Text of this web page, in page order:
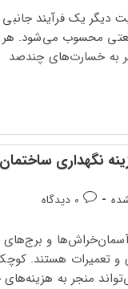
دیگر یک فرآیند جانبی
محسوب می‌شود.
به خسارت‌های چندصد
نگهداری
دیدگاه‌های
0 دیدگاه
آسمان‌خراش‌ها و برج‌های
و تعمیرات هستند.
منجر به هزینه‌های